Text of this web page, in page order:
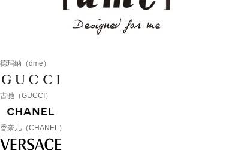
德玛纳（dme）
古驰（GUCCI）
香奈儿（CHANEL）